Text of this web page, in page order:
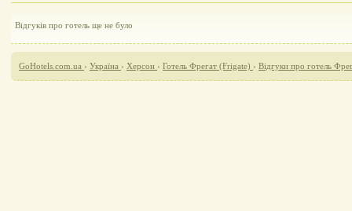
Відгуків про готель ще не було
GoHotels.com.ua › Україна › Херсон › Готель Фрегат (Frigate) › Відгуки про готель